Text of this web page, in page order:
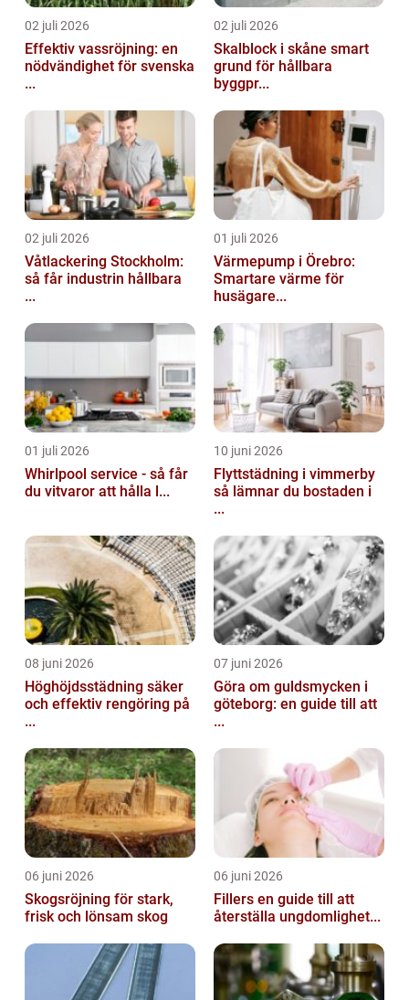
02 juli 2026
Effektiv vassröjning: en
nödvändighet för svenska
...
02 juli 2026
Skalblock i skåne smart
grund för hållbara
byggpr...
02 juli 2026
Våtlackering Stockholm:
så får industrin hållbara
...
01 juli 2026
Värmepump i Örebro:
Smartare värme för
husägare...
01 juli 2026
Whirlpool service - så får
du vitvaror att hålla l...
10 juni 2026
Flyttstädning i vimmerby
så lämnar du bostaden i
...
08 juni 2026
Höghöjdsstädning säker
och effektiv rengöring på
...
07 juni 2026
Göra om guldsmycken i
göteborg: en guide till att
...
06 juni 2026
Skogsröjning för stark,
frisk och lönsam skog
06 juni 2026
Fillers en guide till att
återställa ungdomlighet...